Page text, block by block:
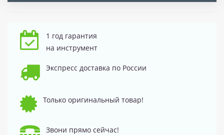
1 год гарантия
на инструмент
Экспресс доставка по России
Только оригинальный товар!
Звони прямо сейчас!